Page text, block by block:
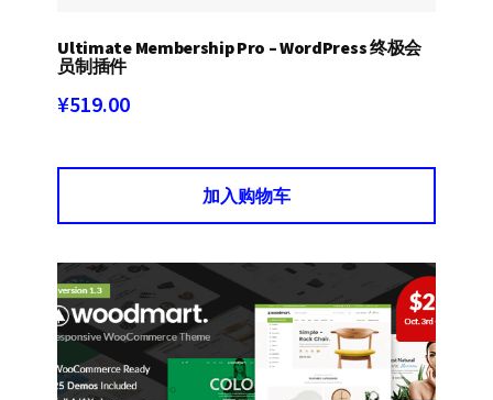
Ultimate Membership Pro – WordPress 终极会
员制插件
¥519.00
加入购物车